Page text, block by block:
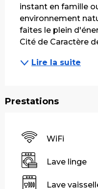
instant en famille
environnement
faites le plein
Cité de Caractère
Lire la suite
Prestations
WiFi
Lave linge
Lave